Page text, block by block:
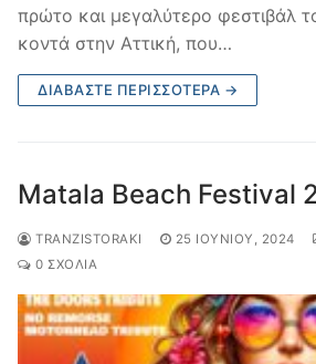
πρώτο και μεγαλύτερο φεστιβάλ
κοντά στην Αττική, που…
ΔΙΑΒΆΣΤΕ ΠΕΡΙΣΣΌΤΕΡΑ →
Matala Beach Festival
TRANZISTORAKI 25 ΙΟΥΝΊΟΥ, 2024
0 ΣΧΌΛΙΑ